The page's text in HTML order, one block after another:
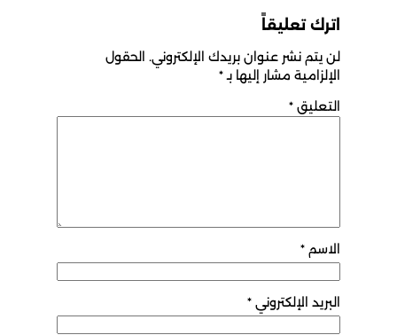
اترك تعليقاً
لن يتم نشر عنوان بريدك الإلكتروني. الحقول
الإلزامية مشار إليها بـ*
التعليق *
الاسم *
البريد الإلكتروني *